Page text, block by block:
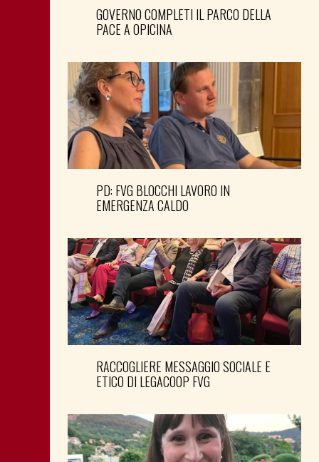
GOVERNO COMPLETI IL PARCO DELLA
PACE A OPICINA
PD: FVG BLOCCHI LAVORO IN
EMERGENZA CALDO
RACCOGLIERE MESSAGGIO SOCIALE E
ETICO DI LEGACOOP FVG